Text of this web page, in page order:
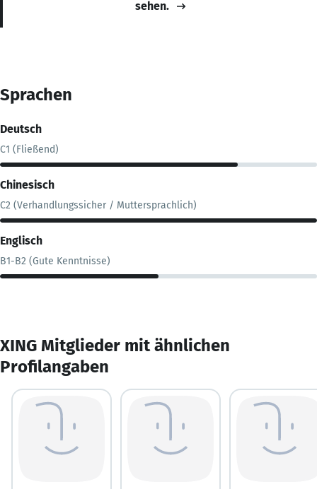
sehen.
Sprachen
Deutsch
C1 (Fließend)
Chinesisch
C2 (Verhandlungssicher / Muttersprachlich)
Englisch
B1-B2 (Gute Kenntnisse)
XING Mitglieder mit ähnlichen
Profilangaben